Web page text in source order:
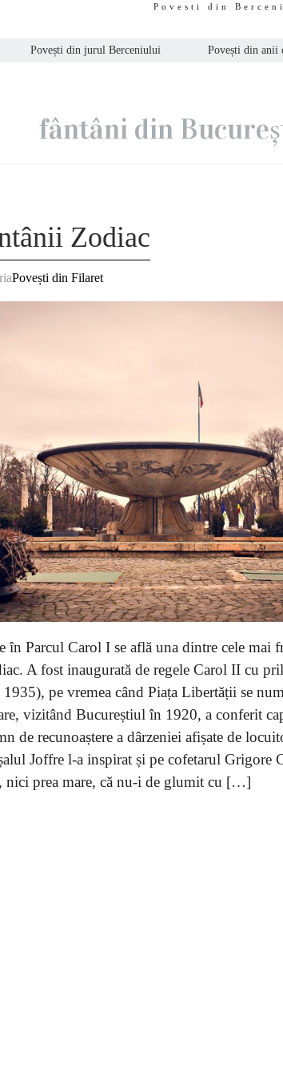
Povesti din Berceni
Povești din jurul Berceniului Povești din anii
fântâni din
Zodiac
Povești din Filaret
în Parcul Carol I se află una dintre cele mai
A fost inaugurată de regele Carol II cu
pe vremea când Piața Libertății se
vizitând Bucureștiul în 1920, a conferit
de recunoaștere a dârzeniei afișate de
Joffre l-a inspirat și pe cofetarul Grigore
nici prea mare, că nu-i de glumit cu […]